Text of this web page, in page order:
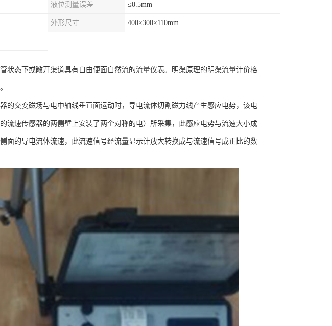
液位测量误差 ≤0.5mm
外形尺寸 400×300×110mm
状态下或敞开渠道具有自由便面自然流的流量仪表。明渠原理的明渠流量计价格
的交变磁场与电中轴线垂直面运动时，导电流体切割磁力线产生感应电势，该电
流速传感器的两侧壁上安装了两个对称的电）所采集，此感应电势与流速大小成
面的导电流体流速，此流速信号经流量显示计放大转换成与流速信号成正比的数